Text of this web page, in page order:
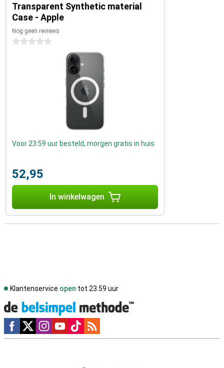
Transparent Synthetic material
Case - Apple
Nog geen reviews
0 sterren
Voor 23:59 uur besteld, morgen gratis in huis
52,95
In winkelwagen
Klantenservice open tot 23.59 uur
Social media